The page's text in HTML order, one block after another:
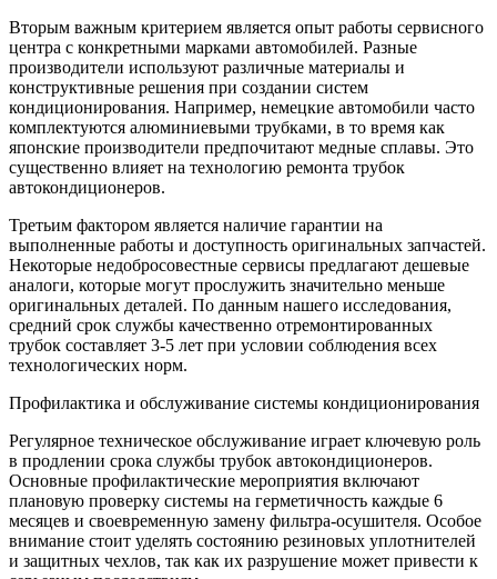
Вторым важным критерием является опыт работы сервисного
центра с конкретными марками автомобилей. Разные
производители используют различные материалы и
конструктивные решения при создании систем
кондиционирования. Например, немецкие автомобили часто
комплектуются алюминиевыми трубками, в то время как
японские производители предпочитают медные сплавы. Это
существенно влияет на технологию ремонта трубок
автокондиционеров.
Третьим фактором является наличие гарантии на
выполненные работы и доступность оригинальных запчастей.
Некоторые недобросовестные сервисы предлагают дешевые
аналоги, которые могут прослужить значительно меньше
оригинальных деталей. По данным нашего исследования,
средний срок службы качественно отремонтированных
трубок составляет 3-5 лет при условии соблюдения всех
технологических норм.
Профилактика и обслуживание системы кондиционирования
Регулярное техническое обслуживание играет ключевую роль
в продлении срока службы трубок автокондиционеров.
Основные профилактические мероприятия включают
плановую проверку системы на герметичность каждые 6
месяцев и своевременную замену фильтра-осушителя. Особое
внимание стоит уделять состоянию резиновых уплотнителей
и защитных чехлов, так как их разрушение может привести к